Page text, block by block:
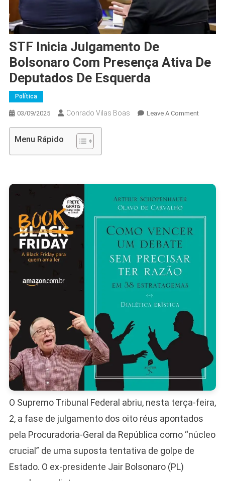
STF Inicia Julgamento De
Bolsonaro Com Presença Ativa De
Deputados De Esquerda
Política
03/09/2025 Conrado Vilas Boas Leave A CommentOn
De
Menu Rápido
O Supremo Tribunal Federal abriu, nesta terça-feira,
2, a fase de julgamento dos oito réus apontados
pela Procuradoria-Geral da República como “núcleo
crucial” de uma suposta tentativa de golpe de
Estado. O ex-presidente Jair Bolsonaro (PL)